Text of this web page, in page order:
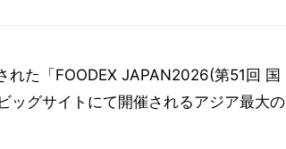
た「FOODEX JAPAN2026(第51回 国
ッグサイトにて開催されるアジア最大の